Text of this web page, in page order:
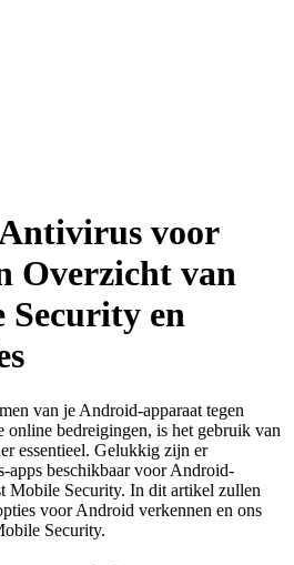
voor
Overzicht van
Security en
van je Android-apparaat tegen
online bedreigingen, is het gebruik van
essentieel. Gelukkig zijn er
apps beschikbaar voor Android-
Mobile Security. In dit artikel zullen
voor Android verkennen en ons
Security.